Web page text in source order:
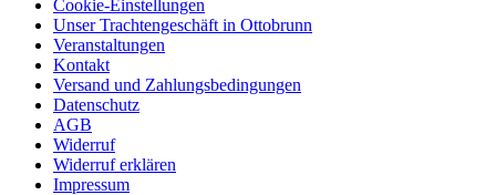
Cookie-Einstellungen
Unser Trachtengeschäft in Ottobrunn
Veranstaltungen
Kontakt
Versand und Zahlungsbedingungen
Datenschutz
AGB
Widerruf
Widerruf erklären
Impressum